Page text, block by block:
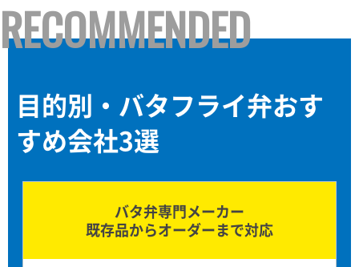
RECOMMENDED
目的別・バタフライ弁おす
すめ会社3選
バタ弁専門メーカー
既存品からオーダーまで対応